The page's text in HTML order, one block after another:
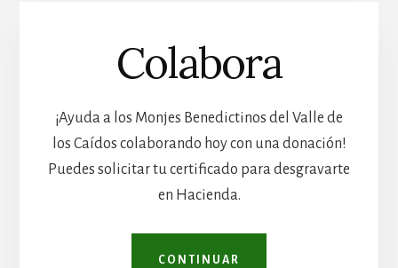
Colabora
¡Ayuda a los Monjes Benedictinos del Valle de
los Caídos colaborando hoy con una donación!
Puedes solicitar tu certificado para desgravarte
en Hacienda.
CONTINUAR